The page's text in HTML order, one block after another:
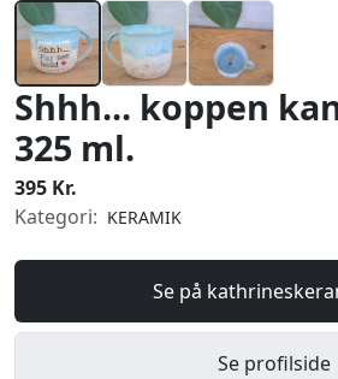
Shhh... koppen
325 ml.
395 Kr.
Kategori: KERAMIK
Se på
Se profilside